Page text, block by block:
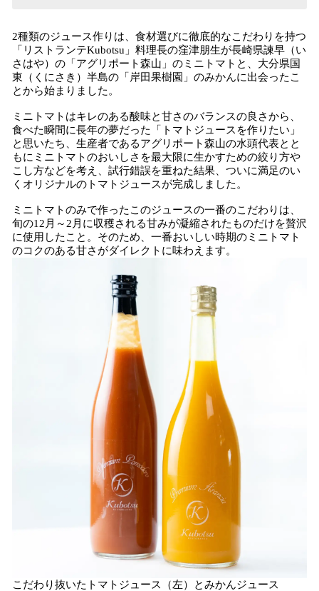
2種類のジュース作りは、食材選びに徹底的なこだわりを持つ
「リストランテKubotsu」料理長の窪津朋生が長崎県諫早（い
さはや）の「アグリポート森山」のミニトマトと、大分県国
東（くにさき）半島の「岸田果樹園」のみかんに出会ったこ
とから始まりました。
ミニトマトはキレのある酸味と甘さのバランスの良さから、
食べた瞬間に長年の夢だった「トマトジュースを作りたい」
と思いたち、生産者であるアグリポート森山の水頭代表とと
もにミニトマトのおいしさを最大限に生かすための絞り方や
こし方などを考え、試行錯誤を重ねた結果、ついに満足のい
くオリジナルのトマトジュースが完成しました。
ミニトマトのみで作ったこのジュースの一番のこだわりは、
旬の12月～2月に収穫される甘みが凝縮されたものだけを贅沢
に使用したこと。そのため、一番おいしい時期のミニトマト
のコクのある甘さがダイレクトに味わえます。
こだわり抜いたトマトジュース（左）とみかんジュース